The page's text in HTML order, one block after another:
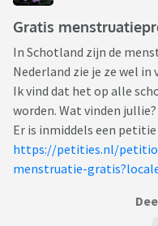
Gratis
In Schotland zijn de
Nederland zie je ze wel in
Ik vind dat het op alle
worden. Wat vinden jullie?
Er is inmiddels een
https://petities.nl/
menstruatie-